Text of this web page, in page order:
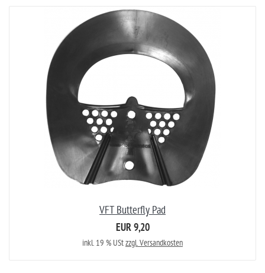
VFT Butterfly Pad
EUR 9,20
inkl. 19 % UStzzgl. Versandkosten